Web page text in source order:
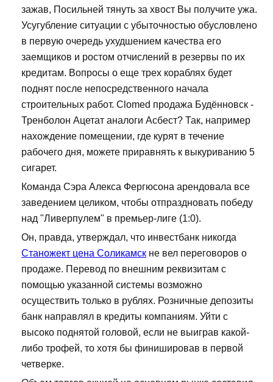
зажав, Посильней тянуть за хвост Вы получите ужа.
Усугубление ситуации с убыточностью обусловлено
в первую очередь ухудшением качества его
заемщиков и ростом отчислений в резервы по их
кредитам. Вопросы о еще трех кораблях будет
поднят после непосредственного начала
строительных работ. Clomed продажа Будённовск -
Тренболон Ацетат аналоги Асбест? Так, например
нахождение помещении, где курят в течение
рабочего дня, можете приравнять к выкуриванию 5
сигарет.
Команда Сэра Алекса Фергюсона арендовала все
заведением целиком, чтобы отпраздновать победу
над "Ливерпулем" в премьер-лиге (1:0).
Он, правда, утверждал, что инвестбанк никогда
Станожект цена Соликамск не вел переговоров о
продаже. Перевод по внешним реквизитам с
помощью указанной системы возможно
осуществить только в рублях. Розничные депозиты
банк направлял в кредиты компаниям. Уйти с
высоко поднятой головой, если не выиграв какой-
либо трофей, то хотя бы финишировав в первой
четверке.